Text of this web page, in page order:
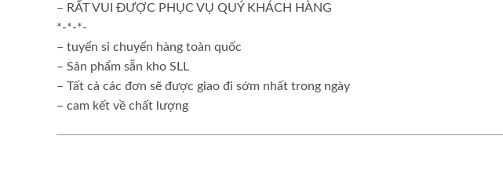
– RẤT VUI ĐƯỢC PHỤC VỤ QUÝ KHÁCH HÀNG
*-*-*-
– tuyển sỉ chuyển hàng toàn quốc
– Sản phẩm sẵn kho SLL
– Tất cả các đơn sẽ được giao đi sớm nhất trong ngày
– cam kết về chất lượng